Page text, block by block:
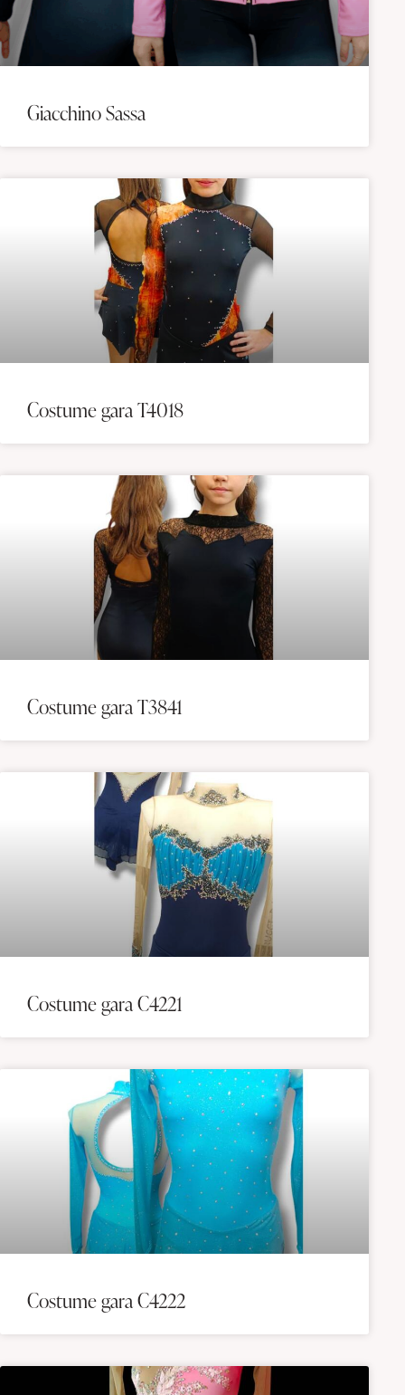
Giacchino Sassa
Costume gara T4018
Costume gara T3841
Costume gara C4221
Costume gara C4222